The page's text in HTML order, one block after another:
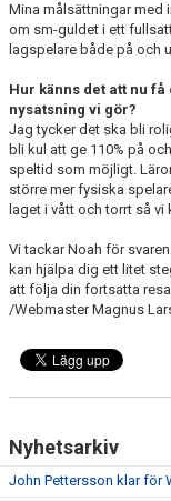
Mina målsättningar med
om sm-guldet i ett
lagspelare både på och
Hur känns det att nu
nysatsning vi gör?
Jag tycker det ska bli
bli kul att ge 110% på
speltid som möjligt.
större mer fysiska
laget i vått och torrt så
Vi tackar Noah för
kan hjälpa dig ett litet
att följa din fortsatta
/Webmaster Magnus
Nyhetsarkiv
John Pettersson klar för